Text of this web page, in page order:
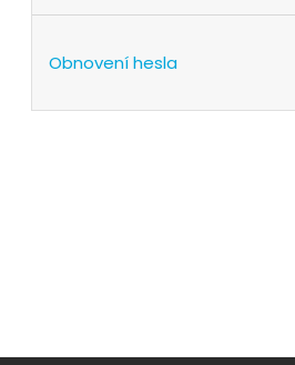
Obnovení hesla